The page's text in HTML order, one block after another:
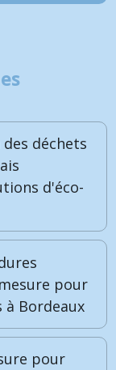
déchets
d'éco-
pour
Bordeaux
pour